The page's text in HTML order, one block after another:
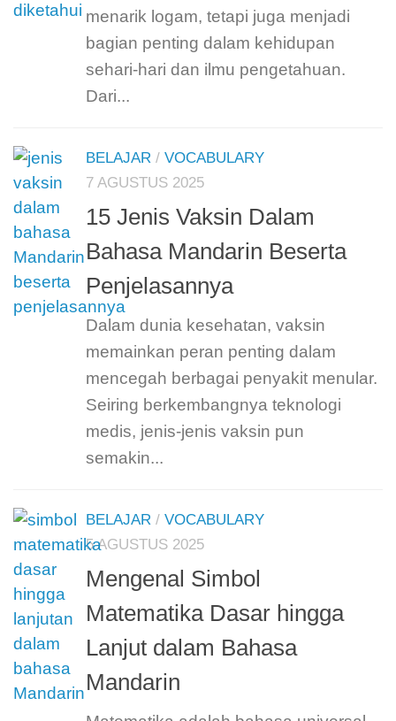
menarik logam, tetapi juga menjadi
bagian penting dalam kehidupan
sehari-hari dan ilmu pengetahuan.
Dari...
BELAJAR / VOCABULARY
7 AGUSTUS 2025
15 Jenis Vaksin Dalam
Bahasa Mandarin Beserta
Penjelasannya
Dalam dunia kesehatan, vaksin
memainkan peran penting dalam
mencegah berbagai penyakit menular.
Seiring berkembangnya teknologi
medis, jenis-jenis vaksin pun
semakin...
BELAJAR / VOCABULARY
5 AGUSTUS 2025
Mengenal Simbol
Matematika Dasar hingga
Lanjut dalam Bahasa
Mandarin